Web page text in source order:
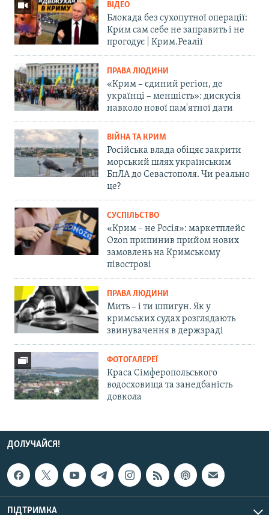
ВІДЕО
Блокада без сухопутної операції:
Крим сам себе не заправить і не
прогодує | Крим.Реалії
ПРАВА ЛЮДИНИ
«Крим – єдиний регіон, де
українці – меншість»: дискусія
навколо нової пам'ятної дати
ВІЙНА ТА КРИМ
Російська влада обіцяє закрити
морський шлях українським
БпЛА до Севастополя. Чи реально
це?
СУСПІЛЬСТВО
«Крим – не Росія»: маркетплейс
Ozon припинив прийом нових
замовлень на Кримському
півострові
ПРАВА ЛЮДИНИ
Мить – і ти шпигун. Як у
кримських судах розглядають
звинувачення в держзраді
ФОТОГАЛЕРЕЇ
Краса Сімферопольського
водосховища та занедбаність
довкола
ДОЛУЧАЙСЯ!
ПІДТРИМКА